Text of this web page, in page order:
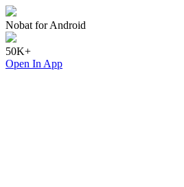
Nobat for Android
50K+
Open In App